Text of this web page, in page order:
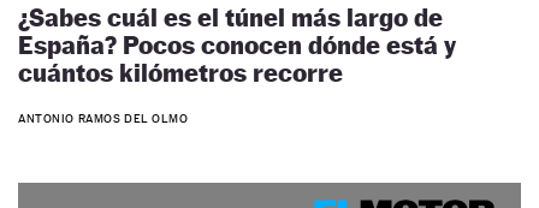
¿Sabes cuál es el túnel más largo de
España? Pocos conocen dónde está y
cuántos kilómetros recorre
ANTONIO RAMOS DEL OLMO